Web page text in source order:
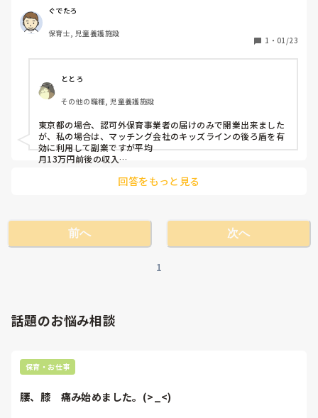
・市区町村によると思いますが、どの程度の補助金が出てい
るか
・実際にやってみてのメリット、デメリットはどうか
・保育内容の自由度
※ご夫婦でやっている方がいたら、世帯収入や働き方、そこ
についてのメリットデメリット等教えていただきたいです
※国の制度ではない形(個人事業やNPO等)で行っている方も
いれば、資金面をどう補っているか等お聞きしたいです。
幅広い質問になってしまい申し訳ありませんが、よろしくお
ぐでたろ
保育士, 児童養護施設
1 ・ 01/23
ととろ
その他の職種, 児童養護施設
東京都の場合、認可外保育事業者の届けのみで開業出来ました
が、私の場合は、マッチング会社のキッズラインの後ろ盾を有
効に利用して副業ですが平均
月13万円前後の収入
とユーザー様は無料でサービスを利用できるメリットから指名
回答をもっと見る
前へ
1
次へ
話題のお悩み相談
保育・お仕事
腰、膝　痛み始めました。(>_<)